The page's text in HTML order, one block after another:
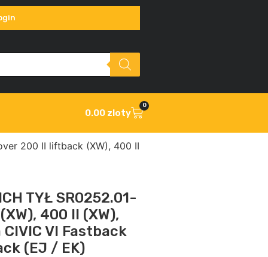
0.00 zloty
0
200 II liftback (XW), 400 II
TYŁ SR0252.01-
400 II (XW),
VI Fastback
(EJ / EK)